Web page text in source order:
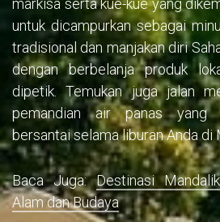
markisa serta kue-kue yang
untuk dicampurkan sebagai
tradisional dan manjakan diri
dengan berbelanja produk
dipetik. Temukan juga jalan
pemandian air panas yang
bersantai selama liburan Anda di
Baca Juga:Destinasi
Alam dan Budaya